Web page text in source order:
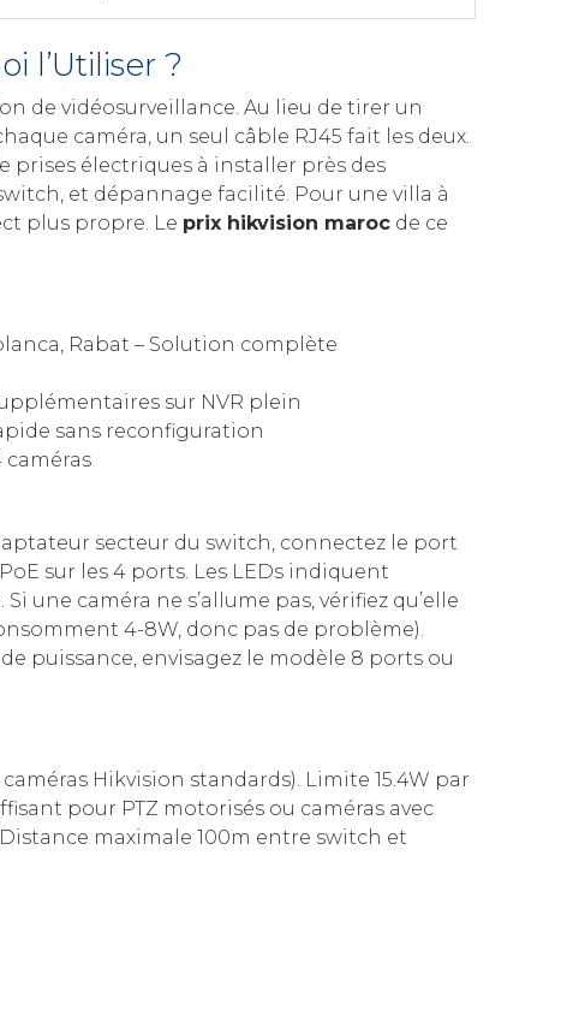
l’Utiliser ?
de vidéosurveillance. Au lieu de tirer un
caméra, un seul câble RJ45 fait les deux.
prises électriques à installer près des
et dépannage facilité. Pour une villa à
plus propre. Le prix hikvision maroc de ce
Rabat – Solution complète
sur NVR plein
sans reconfiguration
caméras
secteur du switch, connectez le port
sur les 4 ports. Les LEDs indiquent
une caméra ne s’allume pas, vérifiez qu’elle
4-8W, donc pas de problème).
puissance, envisagez le modèle 8 ports ou
Hikvision standards). Limite 15.4W par
pour PTZ motorisés ou caméras avec
maximale 100m entre switch et